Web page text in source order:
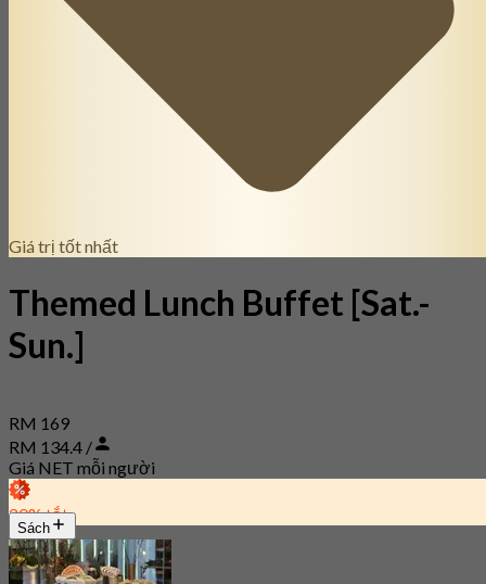
Giá trị tốt nhất
Themed Lunch Buffet [Sat.-
Sun.]
RM 169
RM 134.4 /
Giá NET mỗi người
20% tắt
Sách